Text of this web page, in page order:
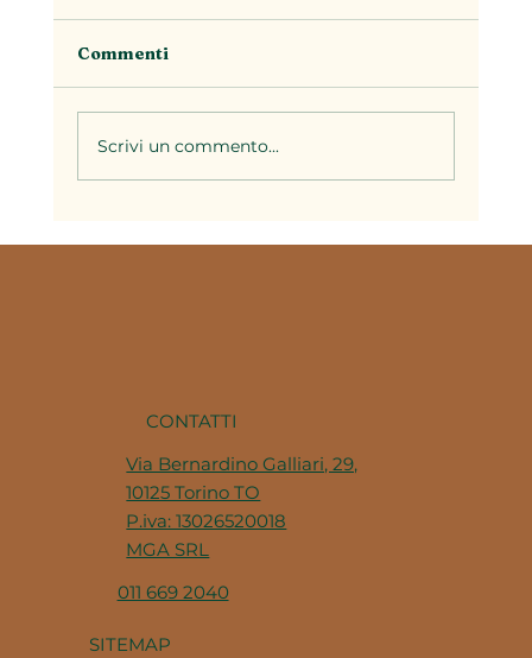
Commenti
Scrivi un commento...
CONTATTI
Via Bernardino Galliari, 29,
10125 Torino TO
P.iva: 13026520018
MGA SRL
011 669 2040
SITEMAP